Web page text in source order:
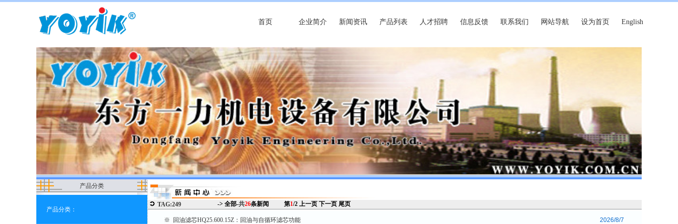
首页 企业简介 新闻资讯 产品列表 人才招聘 信息反馈 联系我们 网站导航 设为首页 English
产品分类
产品分类：
TAG:249 -> 全部-共26条新闻 第1/2 上一页 下一页 尾页
※ 回油滤芯HQ25.600.15Z：回油与自循环滤芯功能 2026/8/7